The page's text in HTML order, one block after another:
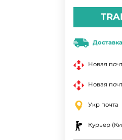
Доставка
Новая
Новая
Укр почта
Курьер